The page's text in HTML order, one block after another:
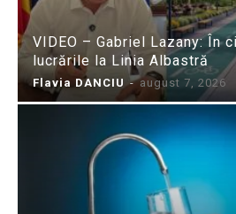
VIDEO – Gabriel Lazany: În
lucrările la Linia Albastră
Flavia DANCIU - august 7, 2026